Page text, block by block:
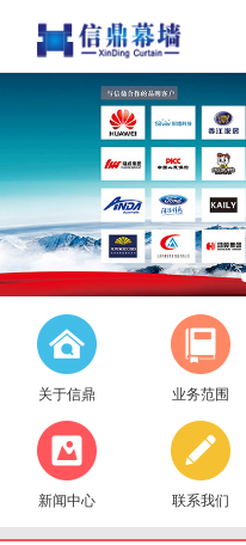
关于信鼎 业务范围
新闻中心 联系我们